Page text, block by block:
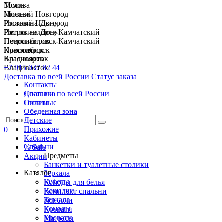
Москва
Нижний Новгород
Ростов-на-Дону
Петропавловск-Камчатский
Новосибирск
Красноярск
Владивосток
+7 915 037 82 44
Доставка по всей России Статус заказа
Спальни
Гостиные
Обеденная зона
Детские
Прихожие
Кабинеты
% Sale
Акции
Каталог
Буфеты
Вешалки
Зеркала
Комоды
Кровати
Томск
Москва
Нижний Новгород
Ростов-на-Дону
Петропавловск-Камчатский
Новосибирск
Красноярск
Владивосток
Контакты
Доставка по всей России
Оплата
0
Спальни
Предметы
Банкетки и туалетные столики
Зеркала
Комоды для белья
Комплект спальни
Консоли
Кровати
Матрасы